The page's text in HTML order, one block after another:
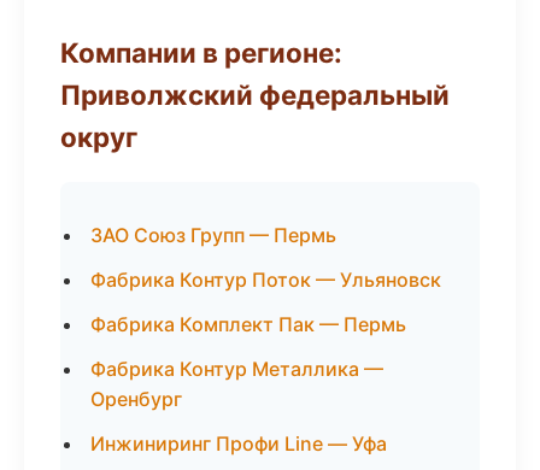
Компании в регионе:
Приволжский федеральный
округ
ЗАО Союз Групп — Пермь
Фабрика Контур Поток — Ульяновск
Фабрика Комплект Пак — Пермь
Фабрика Контур Металлика —
Оренбург
Инжиниринг Профи Line — Уфа